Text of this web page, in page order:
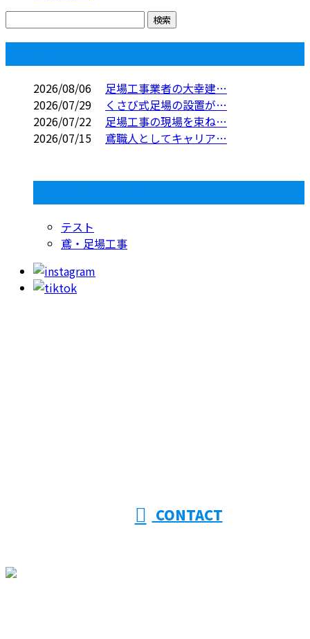
2026/08/06
足場工事業者の大幸建…
2026/07/29
くさび式足場の設置が…
2026/07/22
足場工事の現場を束ね…
2026/07/15
鳶職人としてキャリア…
テスト
鳶・足場工事
CONTACT